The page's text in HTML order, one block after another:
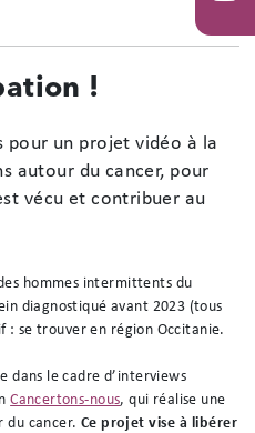
!
pour un projet vidéo à la
autour du cancer, pour
vécu et contribuer au
hommes intermittents du
diagnostiqué avant 2023 (tous
: se trouver en région Occitanie.
dans le cadre d’interviews
Cancertons-nous, qui réalise une
du cancer. Ce projet vise à libérer